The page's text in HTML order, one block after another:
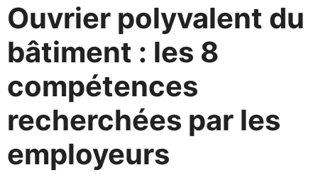
Ouvrier polyvalent du
bâtiment : les 8
compétences
recherchées par les
employeurs